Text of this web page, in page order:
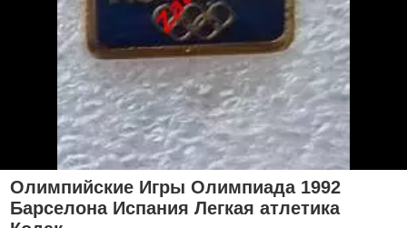
Олимпийские Игры Олимпиада 1992
Барселона Испания Легкая атлетика